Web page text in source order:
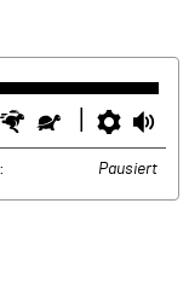
Schneller
Langsamer
Pausiert